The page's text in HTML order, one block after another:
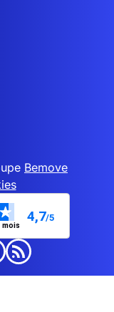
Bemove
mois
4,7/5